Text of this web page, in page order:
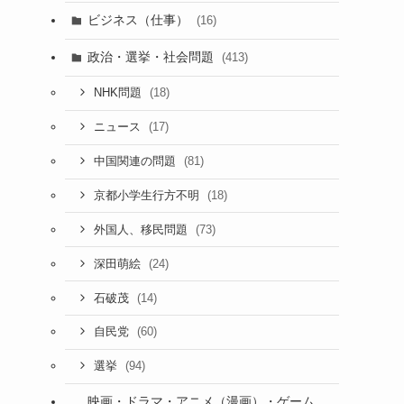
ビジネス（仕事） (16)
政治・選挙・社会問題 (413)
NHK問題 (18)
ニュース (17)
中国関連の問題 (81)
京都小学生行方不明 (18)
外国人、移民問題 (73)
深田萌絵 (24)
石破茂 (14)
自民党 (60)
選挙 (94)